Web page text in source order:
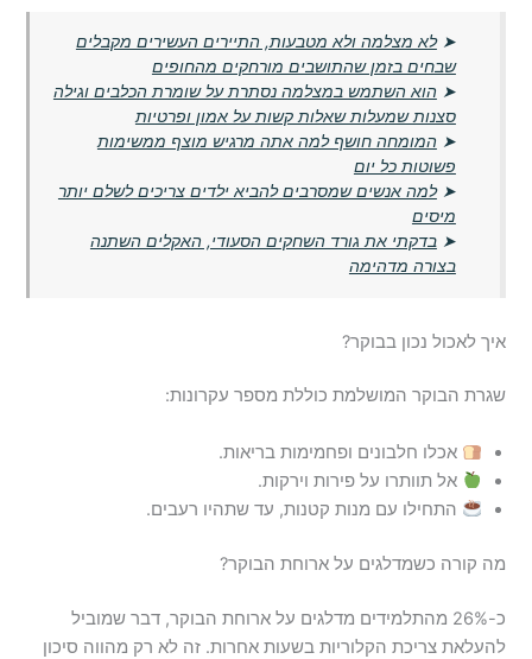
➤לא מצלמה ולא מטבעות, התיירים העשירים מקבלים
שבחים בזמן שהתושבים מורחקים מהחופים
➤ הוא השתמש במצלמה נסתרת על שומרת הכלבים וגילה
סצנות שמעלות שאלות קשות על אמון ופרטיות
➤ המומחה חושף למה אתה מרגיש מוצף ממשימות
פשוטות כל יום
➤למה אנשים שמסרבים להביא ילדים צריכים לשלם יותר
מיסים
➤בדקתי את גורד השחקים הסעודי, האקלים השתנה
בצורה מדהימה
איך לאכול נכון בבוקר?
שגרת הבוקר המושלמת כוללת מספר עקרונות:
אכלו חלבונים ופחמימות בריאות.
אל תוותרו על פירות וירקות.
התחילו עם מנות קטנות, עד שתהיו רעבים.
מה קורה כשמדלגים על ארוחת הבוקר?
כ-26% מהתלמידים מדלגים על ארוחת הבוקר, דבר שמוביל
להעלאת צריכת הקלוריות בשעות אחרות. זה לא רק מהווה סיכון